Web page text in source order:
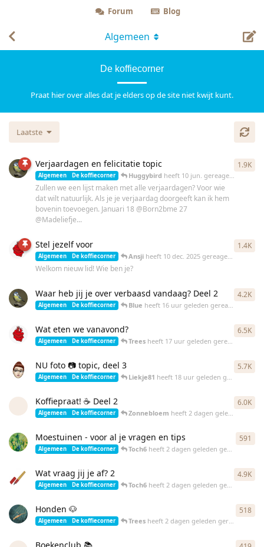
Forum Blog
De koffiecorner
Praat hier over alles dat je elders op de site niet kwijt kunt.
Algemeen
Laatste
Verjaardagen en felicitatie topic
Algemeen De koffiecorner Huggybird heeft 10 jun. gereageerd
Zullen we een lijst maken met alle verjaardagen? Voor wie
dat wilt natuurlijk. Als je je verjaardag doorgeeft kan ik hem
bovenin toevoegen. Januari 18 @Born2bme 27
@Madeliefje...
1.9K
Stel jezelf voor
Algemeen De koffiecorner Ansjiheeft 10 dec. 2025gereageerd
Welkom nieuw lid! Wie ben je?
1.4K
Waar heb jij je over verbaasd vandaag? Deel 2
Algemeen De koffiecorner Blue heeft 16 uur geleden gereageerd
4.2K
Wat eten we vanavond?
Algemeen De koffiecorner Treesheeft 17 uur geleden gereageerd
6.5K
NU foto 📷 topic, deel 3
Algemeen De koffiecorner Liekje81 heeft 18 uur geleden gereageerd
5.7K
Koffiepraat! ☕️ Deel 2
Algemeen De koffiecorner Zonnebloem heeft 2 dagen geleden
6.0K
Moestuinen - voor al je vragen en tips
Algemeen De koffiecorner Toch6heeft 2 dagen geleden gereageerd
591
Wat vraag jij je af? 2
Algemeen De koffiecorner Toch6heeft 2 dagen geleden gereageerd
4.9K
Honden 🐶
Algemeen De koffiecorner Treesheeft 2 dagen geleden gereageerd
518